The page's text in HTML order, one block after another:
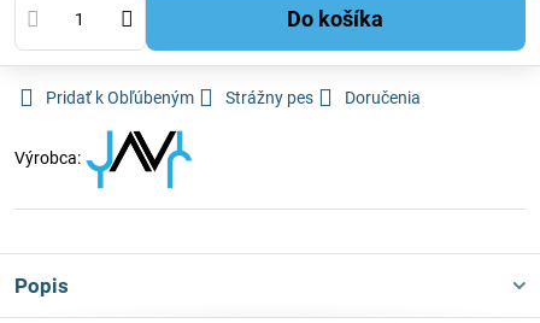
Do košíka
Pridať k Obľúbeným Strážny pes Doručenia
Výrobca:
Popis